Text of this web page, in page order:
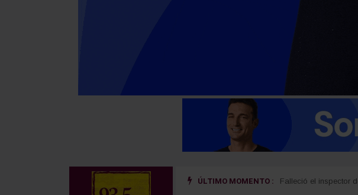
ÚLTIMO MOMENTO :
por un hierro que se desprendió de un camión Carlos Arce anticipó